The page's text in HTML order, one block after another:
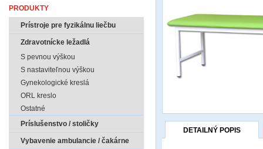
DETAILNÝ POPIS
PRODUKTY
Prístroje pre fyzikálnu liečbu
Zdravotnícke ležadlá
S pevnou výškou
S nastaviteľnou výškou
Gynekologické kreslá
ORL kreslo
Ostatné
Príslušenstvo / stoličky
Vybavenie ambulancie / čakárne